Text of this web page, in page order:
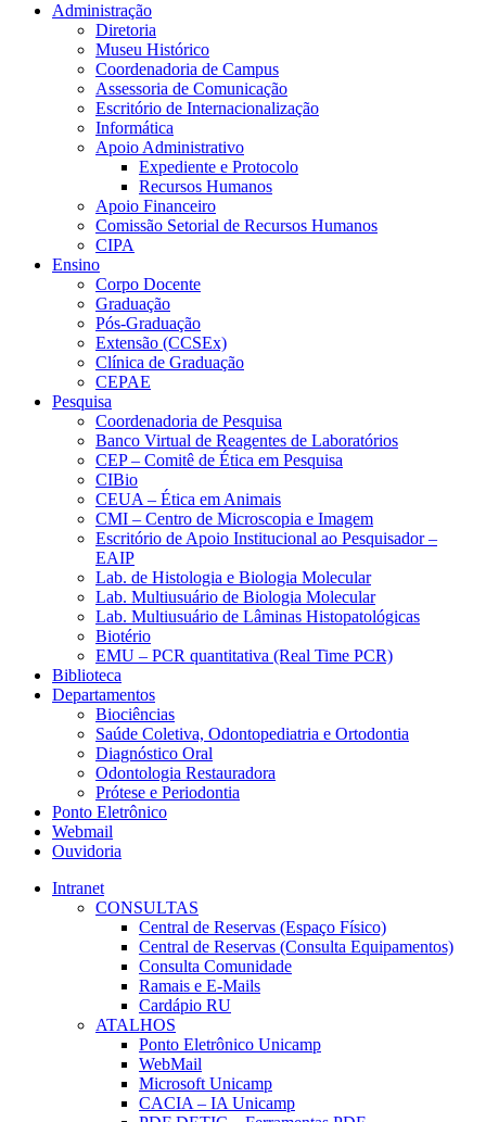
Administração
Diretoria
Museu Histórico
Coordenadoria de Campus
Assessoria de Comunicação
Escritório de Internacionalização
Informática
Apoio Administrativo
Expediente e Protocolo
Recursos Humanos
Apoio Financeiro
Comissão Setorial de Recursos Humanos
CIPA
Ensino
Corpo Docente
Graduação
Pós-Graduação
Extensão (CCSEx)
Clínica de Graduação
CEPAE
Pesquisa
Coordenadoria de Pesquisa
Banco Virtual de Reagentes de Laboratórios
CEP – Comitê de Ética em Pesquisa
CIBio
CEUA – Ética em Animais
CMI – Centro de Microscopia e Imagem
Escritório de Apoio Institucional ao Pesquisador –
EAIP
Lab. de Histologia e Biologia Molecular
Lab. Multiusuário de Biologia Molecular
Lab. Multiusuário de Lâminas Histopatológicas
Biotério
EMU – PCR quantitativa (Real Time PCR)
Biblioteca
Departamentos
Biociências
Saúde Coletiva, Odontopediatria e Ortodontia
Diagnóstico Oral
Odontologia Restauradora
Prótese e Periodontia
Ponto Eletrônico
Webmail
Ouvidoria
Intranet
CONSULTAS
Central de Reservas (Espaço Físico)
Central de Reservas (Consulta Equipamentos)
Consulta Comunidade
Ramais e E-Mails
Cardápio RU
ATALHOS
Ponto Eletrônico Unicamp
WebMail
Microsoft Unicamp
CACIA – IA Unicamp